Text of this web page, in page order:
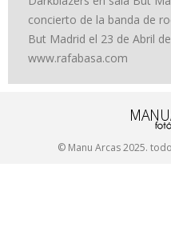
concierto de la banda de
But Madrid el 23 de Abril
www.rafabasa.com
© Manu Arcas 2025.